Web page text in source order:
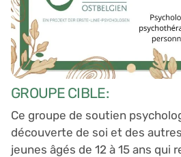
GROUPE CIBLE:
Ce groupe de soutien
découverte de soi et des
jeunes âgés de 12 à 15 ans qui